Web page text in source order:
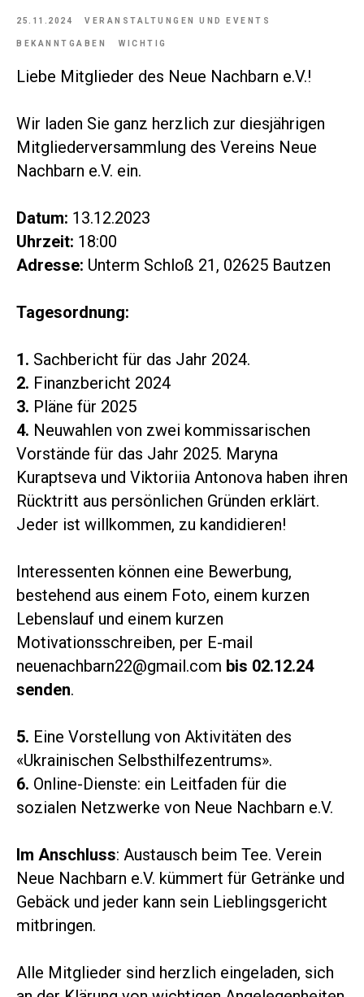
25.11.2024 VERANSTALTUNGEN UND EVENTS
BEKANNTGABEN WICHTIG
Liebe Mitglieder des Neue Nachbarn e.V.!
Wir laden Sie ganz herzlich zur diesjährigen
Mitgliederversammlung des Vereins Neue
Nachbarn e.V. ein.
Datum: 13.12.2023
Uhrzeit: 18:00
Adresse: Unterm Schloß 21, 02625 Bautzen
Tagesordnung:
1. Sachbericht für das Jahr 2024.
2. Finanzbericht 2024
3. Pläne für 2025
4. Neuwahlen von zwei kommissarischen
Vorstände für das Jahr 2025. Maryna
Kuraptseva und Viktoriia Antonova haben ihren
Rücktritt aus persönlichen Gründen erklärt.
Jeder ist willkommen, zu kandidieren!
Interessenten können eine Bewerbung,
bestehend aus einem Foto, einem kurzen
Lebenslauf und einem kurzen
Motivationsschreiben, per E-mail
neuenachbarn22@gmail.com bis 02.12.24
senden.
5. Eine Vorstellung von Aktivitäten des
«Ukrainischen Selbsthilfezentrums».
6. Online-Dienste: ein Leitfaden für die
sozialen Netzwerke von Neue Nachbarn e.V.
Im Anschluss: Austausch beim Tee. Verein
Neue Nachbarn e.V. kümmert für Getränke und
Gebäck und jeder kann sein Lieblingsgericht
mitbringen.
Alle Mitglieder sind herzlich eingeladen, sich